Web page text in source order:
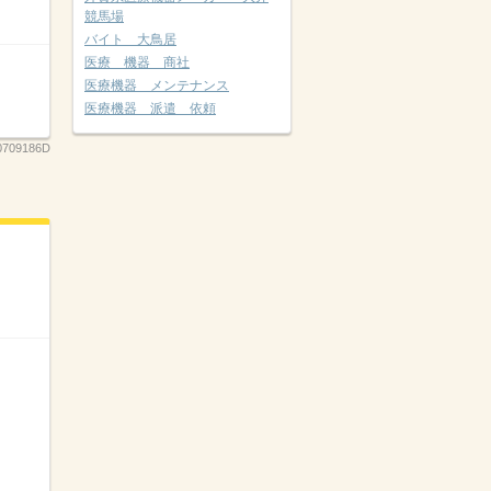
競馬場
バイト 大鳥居
医療 機器 商社
医療機器 メンテナンス
医療機器 派遣 依頼